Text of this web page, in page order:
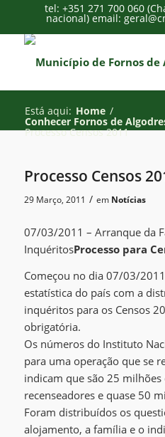
tel: +351 271 700 060
nacional) email:
Está aqui: Home /
Conhecer Fornos de
Processo Censos 2011
Processo Censos
29 Março, 2011 / em Notícias
07/03/2011 – Arranque da
InquéritosProcesso para
Começou no dia 07/03/
estatística do país com a
inquéritos para os Censos
obrigatória.
Os números do Instituto
para uma operação que se
indicam que são 25
recenseadores e quase 50
Foram distribuídos os
alojamento, a família e o